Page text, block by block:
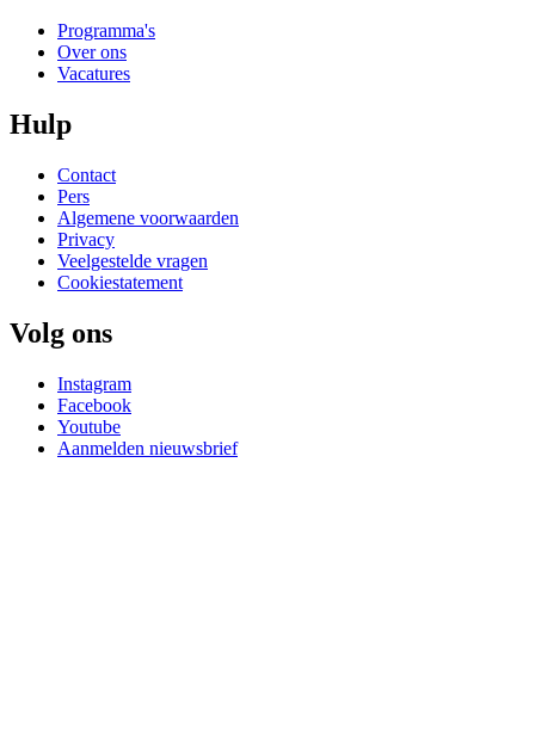
Programma's
Over ons
Vacatures
Hulp
Contact
Pers
Algemene voorwaarden
Privacy
Veelgestelde vragen
Cookiestatement
Volg ons
Instagram
Facebook
Youtube
Aanmelden nieuwsbrief